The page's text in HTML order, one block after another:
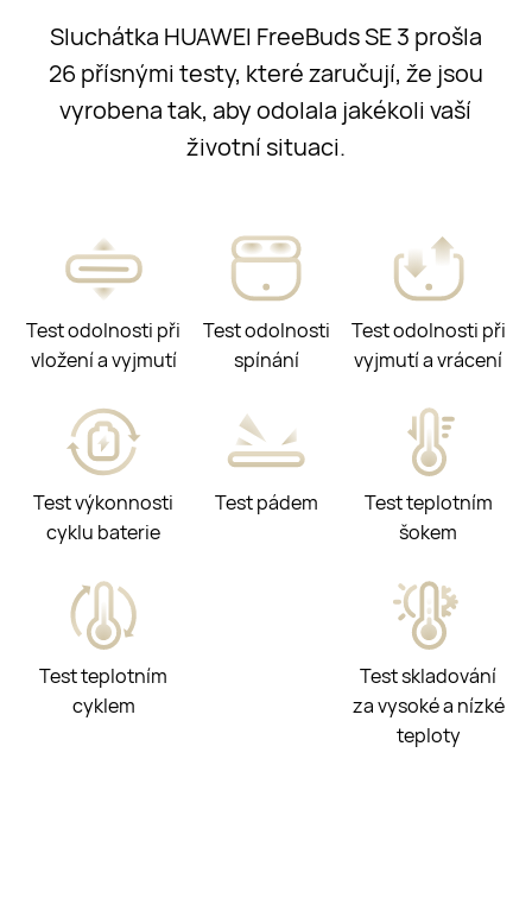
Sluchátka HUAWEI FreeBuds SE 3 prošla
26 přísnými testy, které zaručují, že jsou
vyrobena tak, aby odolala jakékoli vaší
životní situaci.
Test odolnosti při
vložení a vyjmutí
Test odolnosti
spínání
Test odolnosti při
vyjmutí a vrácení
Test výkonnosti
cyklu baterie
Test pádem
Test teplotním
šokem
Test teplotním
cyklem
Test skladování
za vysoké a nízké
teploty